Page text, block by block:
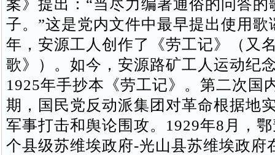
案》提出：“当尽力编著通俗的问答的
子。”这是党内文件中最早提出使用歌
年，安源工人创作了《劳工记》（又
歌》）。如今，安源路矿工人运动纪
1925年手抄本《劳工记》。第二次国
期，国民党反动派集团对革命根据地
军事打击和舆论围攻。1929年8月，
个县级苏维埃政府-光山县苏维埃政府